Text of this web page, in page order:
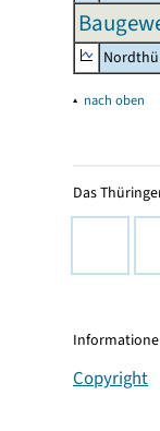
▴ nach oben
Das
Copyright